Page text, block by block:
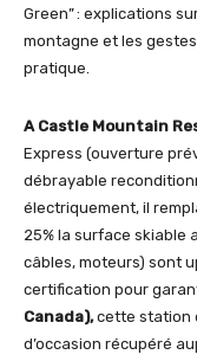
Green” : explications
montagne et les
pratique.
A Castle Mountain
Express (ouverture
débrayable
électriquement, il
25% la surface skiable
câbles, moteurs) sont
certification pour
Canada),cette station
d’occasion récupéré